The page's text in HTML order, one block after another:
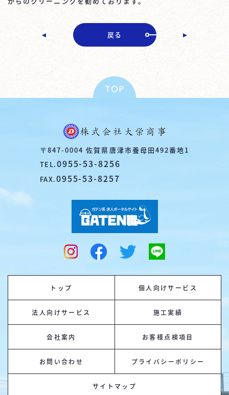
戻る
〒847-0004 佐賀県唐津市養母田492番地1
TEL.0955-53-8256
FAX.0955-53-8257
トップ 個人向けサービス
法人向けサービス 施工実績
会社案内 お客様点検項目
お問い合わせ プライバシーポリシー
サイトマップ